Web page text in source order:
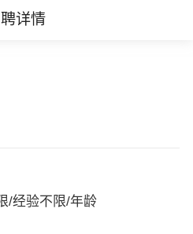
详情
/经验不限/年龄